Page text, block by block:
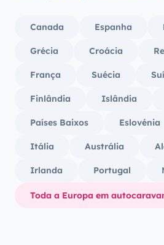
Canada Espanha
Grécia Croácia
França Suécia
Finlândia Islândia
Países Baixos Eslovénia
Itália Austrália
Irlanda Portugal
Toda a Europa em